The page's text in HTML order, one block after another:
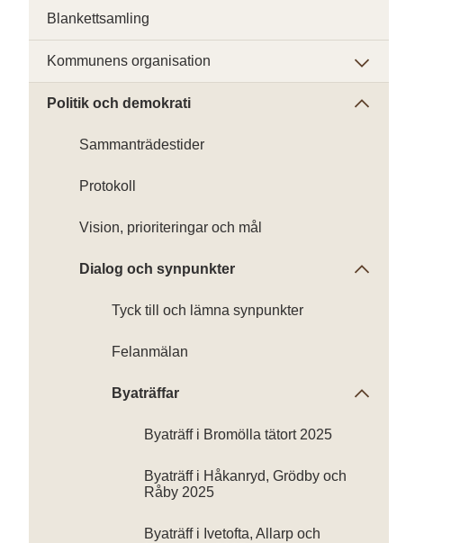
Blankettsamling
Kommunens organisation
Politik och demokrati
Sammanträdestider
Protokoll
Vision, prioriteringar och mål
Dialog och synpunkter
Tyck till och lämna synpunkter
Felanmälan
Byaträffar
Byaträff i Bromölla tätort 2025
Byaträff i Håkanryd, Grödby och
Råby 2025
Byaträff i Ivetofta, Allarp och